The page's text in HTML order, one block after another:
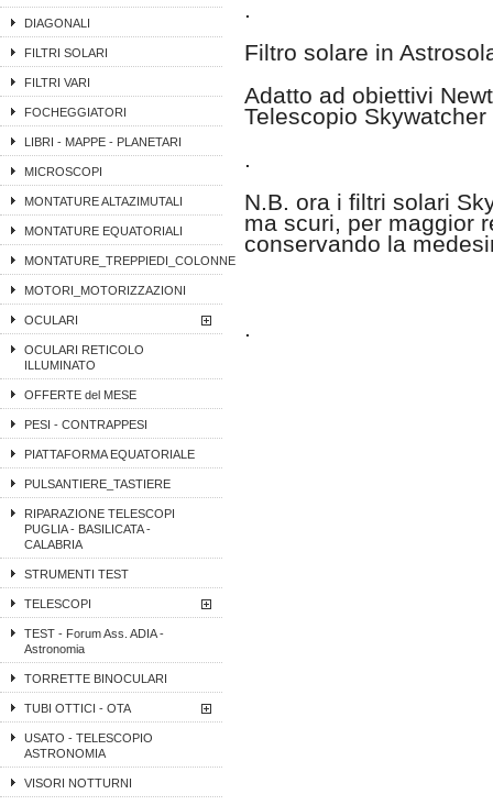
DIAGONALI
FILTRI SOLARI
FILTRI VARI
FOCHEGGIATORI
LIBRI - MAPPE - PLANETARI
MICROSCOPI
MONTATURE ALTAZIMUTALI
MONTATURE EQUATORIALI
MONTATURE_TREPPIEDI_COLONNE
MOTORI_MOTORIZZAZIONI
OCULARI
OCULARI RETICOLO
ILLUMINATO
OFFERTE del MESE
PESI - CONTRAPPESI
PIATTAFORMA EQUATORIALE
PULSANTIERE_TASTIERE
RIPARAZIONE TELESCOPI
PUGLIA - BASILICATA -
CALABRIA
STRUMENTI TEST
TELESCOPI
TEST - Forum Ass. ADIA -
Astronomia
TORRETTE BINOCULARI
TUBI OTTICI - OTA
USATO - TELESCOPIO
ASTRONOMIA
VISORI NOTTURNI
.
Filtro solare in
Adatto ad obiettivi
Telescopio
.
N.B. ora i filtri solari
ma scuri, per maggior
conservando la
.